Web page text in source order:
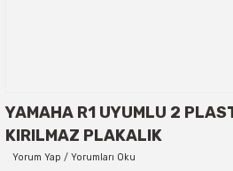
YAMAHA R1 UYUMLU 2
KIRILMAZ PLAKALIK
Yorum Yap / Yorumları Oku